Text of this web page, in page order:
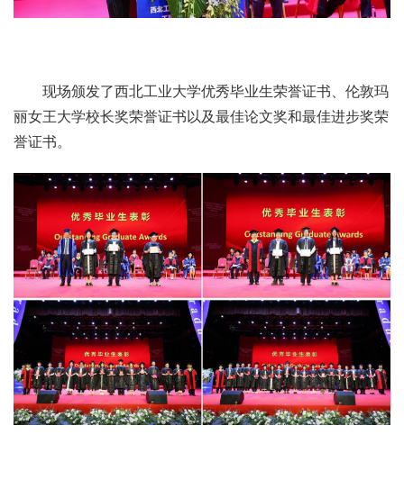
现场颁发了西北工业大学优秀毕业生荣誉证书、伦敦玛
丽女王大学校长奖荣誉证书以及最佳论文奖和最佳进步奖荣
誉证书。